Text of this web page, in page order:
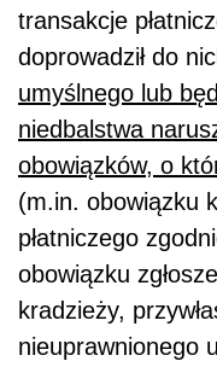
transakcje
doprowadził do
umyślnego lub
niedbalstwa
obowiązków, o
(m.in. obowiązku
płatniczego
obowiązku
kradzieży,
nieuprawnionego